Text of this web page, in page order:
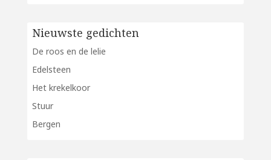
Nieuwste gedichten
De roos en de lelie
Edelsteen
Het krekelkoor
Stuur
Bergen